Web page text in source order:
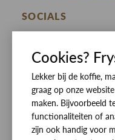
DE HEEREN VAN
RINSMA.CONCEPTS
Eten en drinken
Openingstijden
Werken bij RINSMA
Veelgestelde vragen
Betaalmethoden
Bezorgen
Contact
Reviews
SOCIALS
Cookies?
Lekker bij de koffie,
graag op onze
maken. Bijvoorbeeld
functionaliteiten of
zijn ook handig voor